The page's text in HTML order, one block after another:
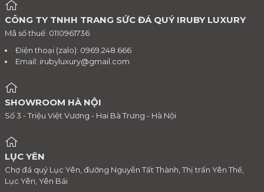
CÔNG TY TNHH TRANG SỨC ĐÁ QUÝ IRUBY LUXURY
Mã số thuế: 0110961736
Điện thoại (zalo): 0969.248.666
Email: irubyluxury@gmail.com
SHOWROOM HÀ NỘI
Số 3 - Triệu Việt Vương - Hai Bà Trưng - Hà Nội
LỤC YÊN
Chợ đá quý Lục Yên, đường Nguyễn Tất Thành, Thị trấn Yên Thế,
Lục Yên, Yên Bái